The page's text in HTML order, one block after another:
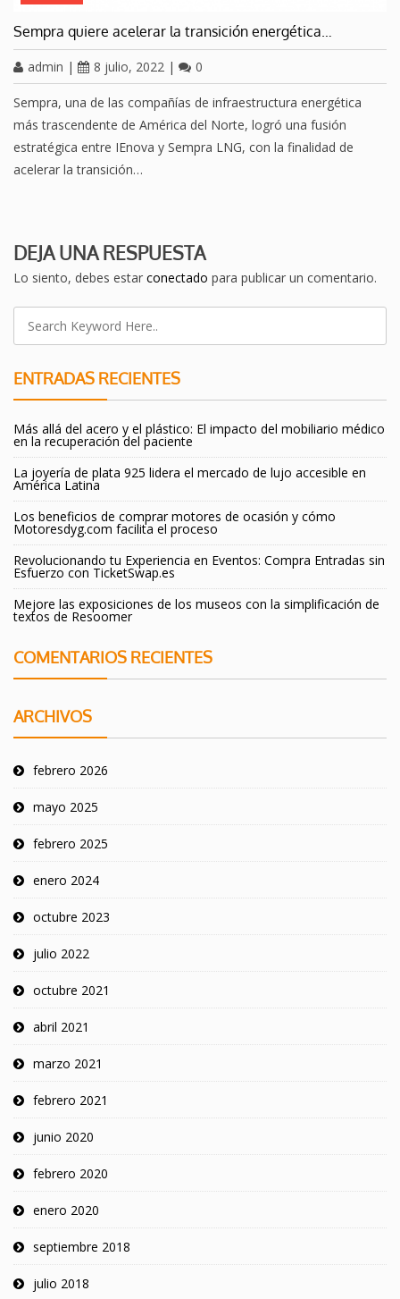
Sempra quiere acelerar la transición energética…
admin | 8 julio, 2022 | 0
Sempra, una de las compañías de infraestructura energética
más trascendente de América del Norte, logró una fusión
estratégica entre IEnova y Sempra LNG, con la finalidad de
acelerar la transición…
DEJA UNA RESPUESTA
Lo siento, debes estar conectado para publicar un comentario.
ENTRADAS RECIENTES
Más allá del acero y el plástico: El impacto del mobiliario médico
en la recuperación del paciente
La joyería de plata 925 lidera el mercado de lujo accesible en
América Latina
Los beneficios de comprar motores de ocasión y cómo
Motoresdyg.com facilita el proceso
Revolucionando tu Experiencia en Eventos: Compra Entradas sin
Esfuerzo con TicketSwap.es
Mejore las exposiciones de los museos con la simplificación de
textos de Resoomer
COMENTARIOS RECIENTES
ARCHIVOS
febrero 2026
mayo 2025
febrero 2025
enero 2024
octubre 2023
julio 2022
octubre 2021
abril 2021
marzo 2021
febrero 2021
junio 2020
febrero 2020
enero 2020
septiembre 2018
julio 2018